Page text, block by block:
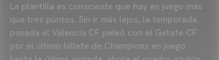
La plantilla es consciente que hay en juego más
que tres puntos. Sin ir más lejos, la temporada
pasada el Valencia CF peleó con el Getafe CF
por el último billete de Champions en juego